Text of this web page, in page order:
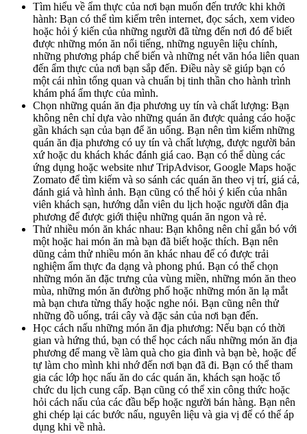
Tìm hiểu về ẩm thực của nơi bạn muốn đến trước khi khởi
hành: Bạn có thể tìm kiếm trên internet, đọc sách, xem video
hoặc hỏi ý kiến của những người đã từng đến nơi đó để biết
được những món ăn nổi tiếng, những nguyên liệu chính,
những phương pháp chế biến và những nét văn hóa liên quan
đến ẩm thực của nơi bạn sắp đến. Điều này sẽ giúp bạn có
một cái nhìn tổng quan và chuẩn bị tinh thần cho hành trình
khám phá ẩm thực của mình.
Chọn những quán ăn địa phương uy tín và chất lượng: Bạn
không nên chỉ dựa vào những quán ăn được quảng cáo hoặc
gần khách sạn của bạn để ăn uống. Bạn nên tìm kiếm những
quán ăn địa phương có uy tín và chất lượng, được người bản
xứ hoặc du khách khác đánh giá cao. Bạn có thể dùng các
ứng dụng hoặc website như TripAdvisor, Google Maps hoặc
Zomato để tìm kiếm và so sánh các quán ăn theo vị trí, giá cả,
đánh giá và hình ảnh. Bạn cũng có thể hỏi ý kiến của nhân
viên khách sạn, hướng dẫn viên du lịch hoặc người dân địa
phương để được giới thiệu những quán ăn ngon và rẻ.
Thử nhiều món ăn khác nhau: Bạn không nên chỉ gắn bó với
một hoặc hai món ăn mà bạn đã biết hoặc thích. Bạn nên
dũng cảm thử nhiều món ăn khác nhau để có được trải
nghiệm ẩm thực đa dạng và phong phú. Bạn có thể chọn
những món ăn đặc trưng của vùng miền, những món ăn theo
mùa, những món ăn đường phố hoặc những món ăn lạ mắt
mà bạn chưa từng thấy hoặc nghe nói. Bạn cũng nên thử
những đồ uống, trái cây và đặc sản của nơi bạn đến.
Học cách nấu những món ăn địa phương: Nếu bạn có thời
gian và hứng thú, bạn có thể học cách nấu những món ăn địa
phương để mang về làm quà cho gia đình và bạn bè, hoặc để
tự làm cho mình khi nhớ đến nơi bạn đã đi. Bạn có thể tham
gia các lớp học nấu ăn do các quán ăn, khách sạn hoặc tổ
chức du lịch cung cấp. Bạn cũng có thể xin công thức hoặc
hỏi cách nấu của các đầu bếp hoặc người bán hàng. Bạn nên
ghi chép lại các bước nấu, nguyên liệu và gia vị để có thể áp
dụng khi về nhà.